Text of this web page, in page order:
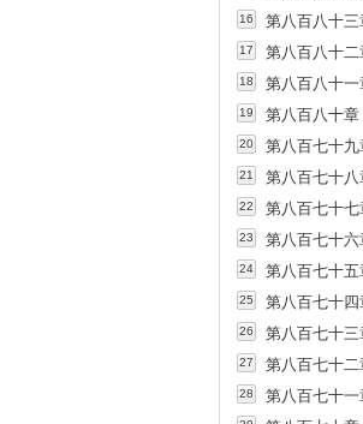
第八百八十
16
第八百八十
17
第八百八十一
18
第八百八十
19
第八百七十
20
第八百七十
21
第八百七十
22
第八百七十
23
第八百七十
24
第八百七十
王？
25
第八百七十
26
第八百七十二
27
第八百七十一
28